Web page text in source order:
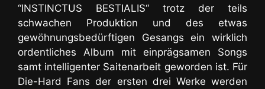
“INSTINCTUS BESTIALIS“ trotz der teils
schwachen Produktion und des etwas
gewöhnungsbedürftigen Gesangs ein wirklich
ordentliches Album mit einprägsamen Songs
samt intelligenter Saitenarbeit geworden ist. Für
Die-Hard Fans der ersten drei Werke werden